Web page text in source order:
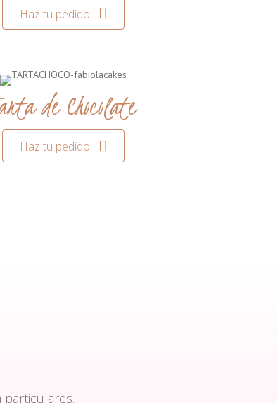
Haz tu pedido
de Chocolate
Haz tu pedido
particulares.